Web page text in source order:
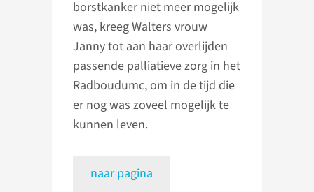
borstkanker niet meer mogelijk
was, kreeg Walters vrouw
Janny tot aan haar overlijden
passende palliatieve zorg in het
Radboudumc, om in de tijd die
er nog was zoveel mogelijk te
kunnen leven.
naar pagina